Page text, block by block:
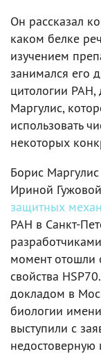
Он рассказал
каком белке
изучением
занимался его
цитологии РАН,
Маргулис,
использовать
некоторых
Борис
Ириной
защитных
РАН в Санкт-
момент отошли
свойства
докладом в
биологии
выступили с